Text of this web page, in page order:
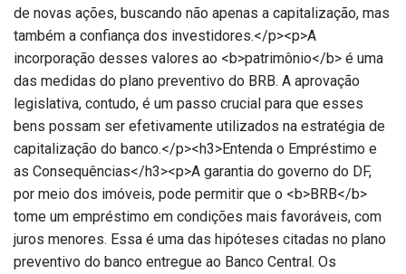
de novas ações, buscando não apenas a capitalização, mas
também a confiança dos investidores.</p><p>A
incorporação desses valores ao <b>patrimônio</b> é uma
das medidas do plano preventivo do BRB. A aprovação
legislativa, contudo, é um passo crucial para que esses
bens possam ser efetivamente utilizados na estratégia de
capitalização do banco.</p><h3>Entenda o Empréstimo e
as Consequências</h3><p>A garantia do governo do DF,
por meio dos imóveis, pode permitir que o <b>BRB</b>
tome um empréstimo em condições mais favoráveis, com
juros menores. Essa é uma das hipóteses citadas no plano
preventivo do banco entregue ao Banco Central. Os